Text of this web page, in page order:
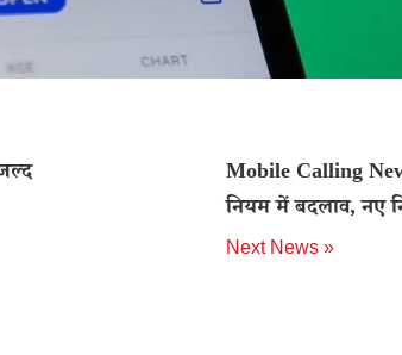
Mobile Calling
नियम में बदलाव, नए
Next News »